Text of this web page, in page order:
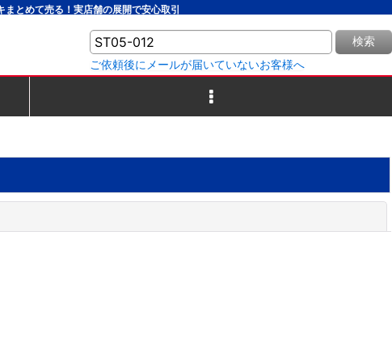
とめて売る！実店舗の展開で安心取引
検索
ご依頼後にメールが届いていないお客様へ